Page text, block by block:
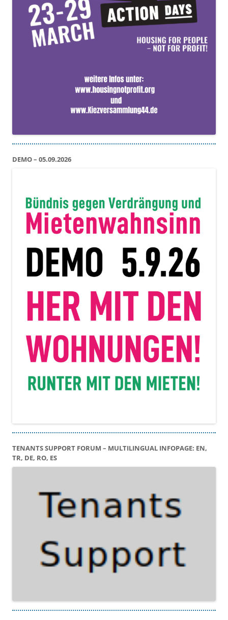
DEMO – 05.09.2026
TENANTS SUPPORT FORUM – MULTILINGUAL INFOPAGE: EN,
TR, DE, RO, ES